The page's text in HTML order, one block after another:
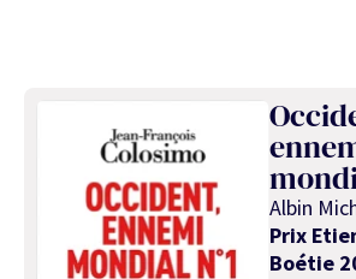
Albin
Prix
Boétie